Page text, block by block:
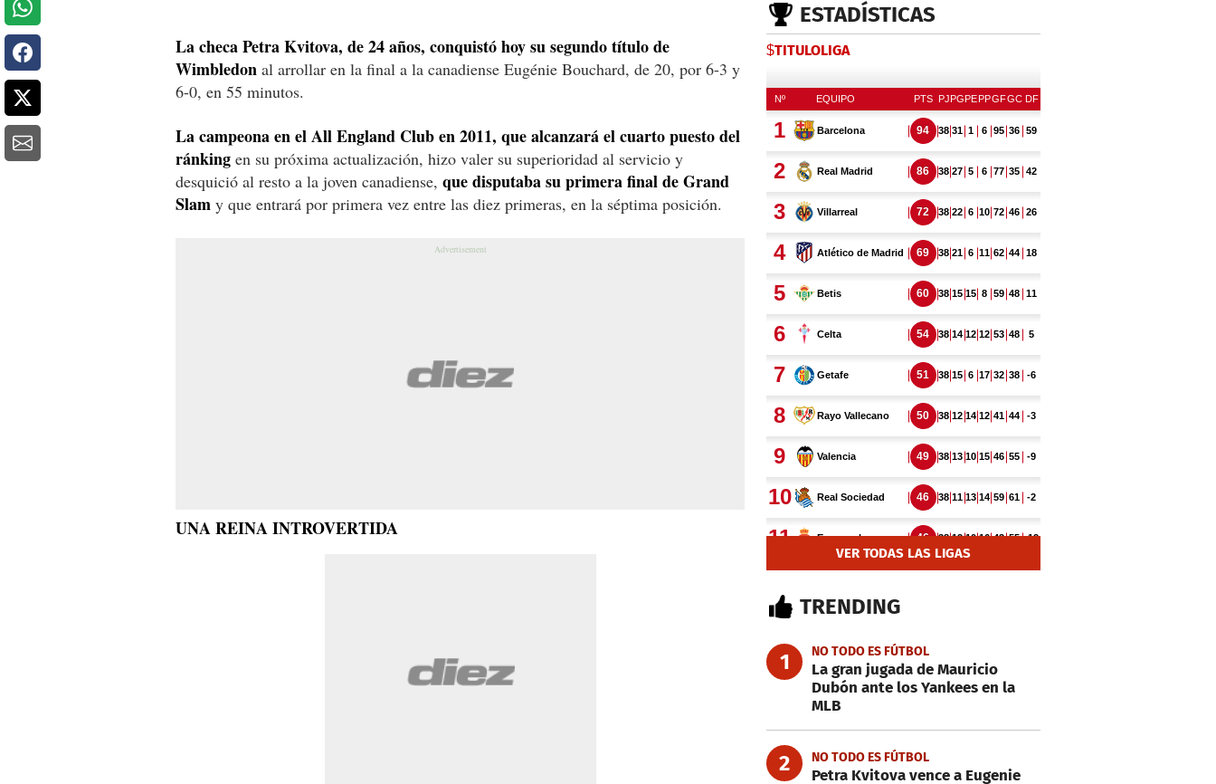
La checa Petra Kvitova, de 24 años, conquistó hoy su segundo título de
Wimbledon al arrollar en la final a la canadiense Eugénie Bouchard, de 20, por 6-3 y
6-0, en 55 minutos.
La campeona en el All England Club en 2011, que alcanzará el cuarto puesto del
ránking en su próxima actualización, hizo valer su superioridad al servicio y
desquició al resto a la joven canadiense, que disputaba su primera final de Grand
Slam y que entrará por primera vez entre las diez primeras, en la séptima posición.
UNA REINA INTROVERTIDA
ESTADÍSTICAS
$TITULOLIGA
VER TODAS LAS LIGAS
TRENDING
1 NO TODO ES FÚTBOL
La gran jugada de Mauricio
Dubón ante los Yankees en la
MLB
2 NO TODO ES FÚTBOL
Petra Kvitova vence a Eugenie